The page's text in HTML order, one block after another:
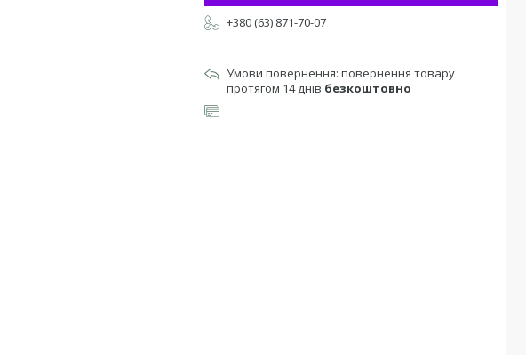
+380 (63) 871-70-07
повернення товару
протягом 14 днів безкоштовно